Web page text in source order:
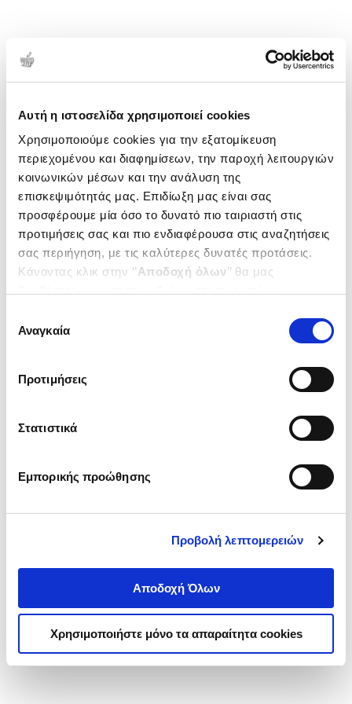
Αυτή η ιστοσελίδα χρησιμοποιεί cookies
Χρησιμοποιούμε cookies για την εξατομίκευση
περιεχομένου και διαφημίσεων, την παροχή λειτουργιών
κοινωνικών μέσων και την ανάλυση της
επισκεψιμότητάς μας. Επιδίωξη μας είναι σας
προσφέρουμε μία όσο το δυνατό πιο ταιριαστή στις
προτιμήσεις σας και πιο ενδιαφέρουσα στις αναζητήσεις
σας περιήγηση, με τις καλύτερες δυνατές προτάσεις.
Κάνοντας κλικ στην ‘’Αποδοχή όλων’’ θα μας
ενδιαφέρουν και να επιλέξετε από τα παρακάτω με την
΄΄και να ενημερωθείτε σχετικά με
συγκατάθεσης
Αναγκαία
Προτιμήσεις
Στατιστικά
Εμπορικής προώθησης
Προβολή λεπτομερειών
Αποδοχή Όλων
Χρησιμοποιήστε μόνο τα απαραίτητα cookies